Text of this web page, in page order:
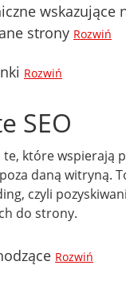
wskazujące
strony Rozwiń
Rozwiń
SEO
te, które wspierają
daną witryną.
czyli
do strony.
Rozwiń